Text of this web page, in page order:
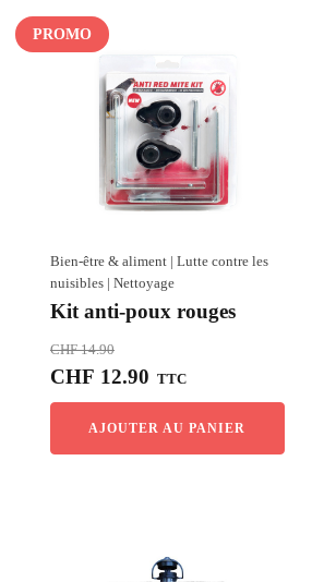
PROMO
Bien-être & aliment | Lutte contre les
nuisibles | Nettoyage
Kit anti-poux rouges
CHF14.90
Le
prix
initial
était :
CHF 12.90 Le
prix
actuel
est :
TTC
AJOUTER AU PANIER